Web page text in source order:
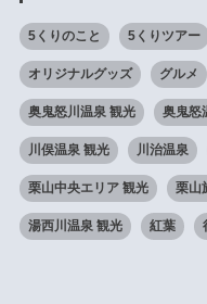
5くりのこと 5くりツアー
オリジナルグッズ グルメ
奥鬼怒川温泉 観光 奥鬼怒
川俣温泉 観光 川治温泉
栗山中央エリア 観光 栗山
湯西川温泉 観光 紅葉